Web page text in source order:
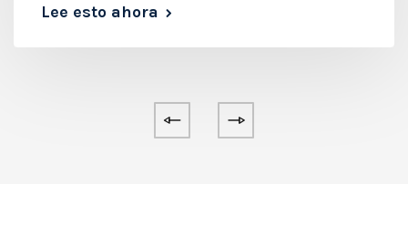
Lee esto ahora